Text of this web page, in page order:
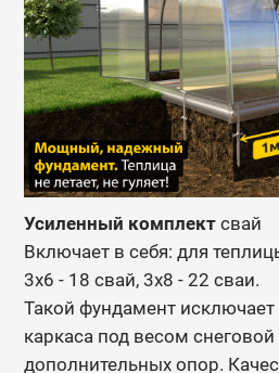
Усиленный комплектсвай
Включает в себя: для
3х6 - 18 свай, 3х8 - 22 сваи.
Такой фундамент
каркаса под весом снеговой
дополнительных опор.